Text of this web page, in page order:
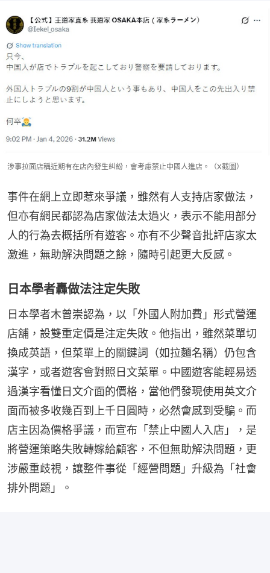
涉事拉面店稱近期有在店內發生糾紛，會考慮禁止中國人進店。（X截圖）
事件在網上立即惹來爭議，雖然有人支持店家做法，
但亦有網民都認為店家做法太過火，表示不能用部分
人的行為去概括所有遊客。亦有不少聲音批評店家太
激進，無助解決問題之餘，隨時引起更大反感。
日本學者轟做法注定失敗
日本學者木曾崇認為，以「外國人附加費」形式營運
店舖，設雙重定價是注定失敗。他指出，雖然菜單切
換成英語，但菜單上的關鍵詞（如拉麵名稱）仍包含
漢字，或者遊客會對照日文菜單。中國遊客能輕易透
過漢字看懂日文介面的價格，當他們發現使用英文介
面而被多收幾百到上千日圓時，必然會感到受騙。而
店主因為價格爭議，而宣布「禁止中國人入店」，是
將營運策略失敗轉嫁給顧客，不但無助解決問題，更
涉嚴重歧視，讓整件事從「經營問題」升級為「社會
排外問題」。